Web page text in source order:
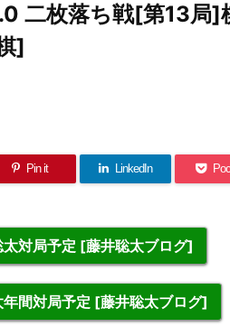
二枚落ち戦[第13局]
]
Pin it LinkedIn
太対局予定 [藤井聡太ブログ]
間対局予定 [藤井聡太ブログ]